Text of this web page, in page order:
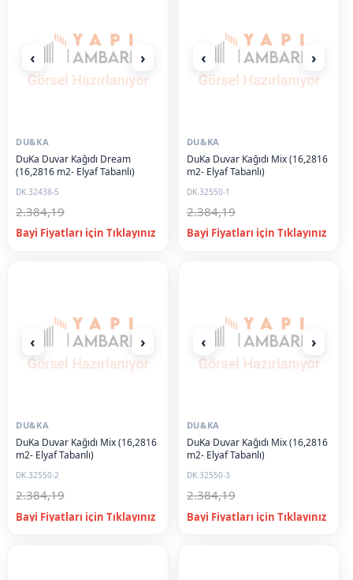
‹ ›
DU&KA
DuKa Duvar Kağıdı Dream
(16,2816 m2- Elyaf Tabanlı)
DK.32438-5
2.384,19
‹ ›
DU&KA
DuKa Duvar Kağıdı Mix (16,2816
m2- Elyaf Tabanlı)
DK.32550-1
2.384,19
‹ ›
DU&KA
DuKa Duvar Kağıdı Mix (16,2816
m2- Elyaf Tabanlı)
DK.32550-2
2.384,19
‹ ›
DU&KA
DuKa Duvar Kağıdı Mix (16,2816
m2- Elyaf Tabanlı)
DK.32550-3
2.384,19